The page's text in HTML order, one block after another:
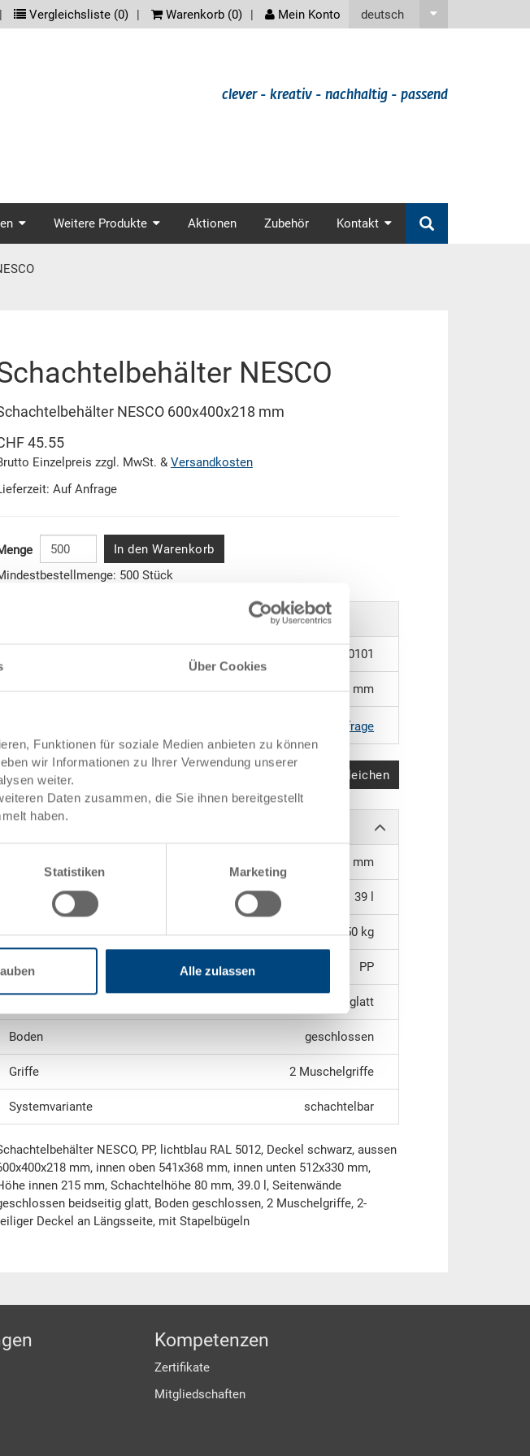
Über Cookies
Funktionen für soziale Medien anbieten zu können
wir Informationen zu Ihrer Verwendung unserer
weiter.
Daten zusammen, die Sie ihnen bereitgestellt
haben.
Statistiken Marketing
Alle zulassen
deutsch
Vergleichsliste (0) Warenkorb (0) Mein Konto
clever - kreativ - nachhaltig - passend
Weitere Produkte Aktionen Zubehör Kontakt
NESCO
NESCO 600x400x218 mm
45.55
Einzelpreis zzgl. MwSt. & Versandkosten
Auf Anfrage
In den Warenkorb
500 Stück
37-6422-112.5070.0101
Aussenmasse: 600 x 400 x 218 mm
Weitere Farben auf Anfrage
Angebot anfordern Produkt vergleichen
512 x 330 x 215 mm
Volumen 39 l
Gewicht 2.50 kg
Material PP
geschlossen beidseitig glatt
Boden geschlossen
Griffe 2 Muschelgriffe
Systemvariante schachtelbar
NESCO, PP, lichtblau RAL 5012, Deckel schwarz, aussen
mm, innen oben 541x368 mm, innen unten 512x330 mm,
innen 215 mm, Schachtelhöhe 80 mm, 39.0 l, Seitenwände
beidseitig glatt, Boden geschlossen, 2 Muschelgriffe, 2-
Deckel an Längsseite, mit Stapelbügeln
Kompetenzen
Zertifikate
Mitgliedschaften